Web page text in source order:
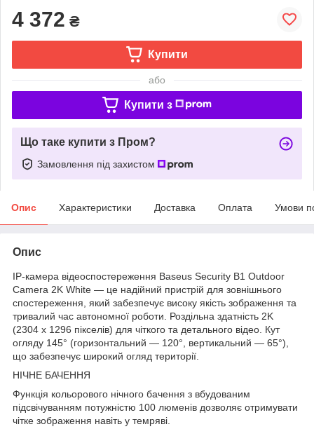
4 372 ₴
Купити
або
Купити з
Що таке купити з Пром?
Замовлення під захистом
Опис Характеристики Доставка Оплата Умови
Опис
IP-камера відеоспостереження Baseus Security B1 Outdoor
Camera 2K White — це надійний пристрій для зовнішнього
спостереження, який забезпечує високу якість зображення та
тривалий час автономної роботи. Роздільна здатність 2K
(2304 x 1296 пікселів) для чіткого та детального відео. Кут
огляду 145° (горизонтальний — 120°, вертикальний — 65°),
що забезпечує широкий огляд території.
НІЧНЕ БАЧЕННЯ
Функція кольорового нічного бачення з вбудованим
підсвічуванням потужністю 100 люменів дозволяє отримувати
чітке зображення навіть у темряві.